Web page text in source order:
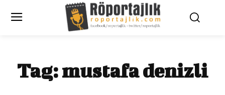
Tag:mustafa denizli